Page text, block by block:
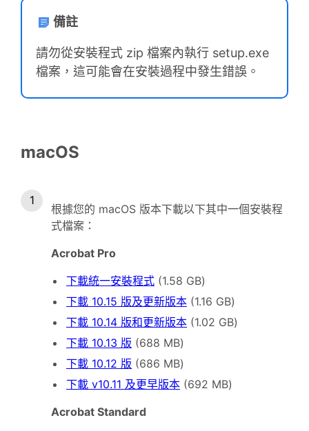
備註
請勿從安裝程式 zip 檔案內執行 setup.exe
檔案，這可能會在安裝過程中發生錯誤。
macOS
根據您的 macOS 版本下載以下其中一個安裝程
式檔案：
Acrobat Pro
下載統一安裝程式 (1.58 GB)
下載 10.15 版及更新版本 (1.16 GB)
下載 10.14 版和更新版本 (1.02 GB)
下載 10.13 版 (688 MB)
下載 10.12 版 (686 MB)
下載 v10.11 及更早版本 (692 MB)
Acrobat Standard